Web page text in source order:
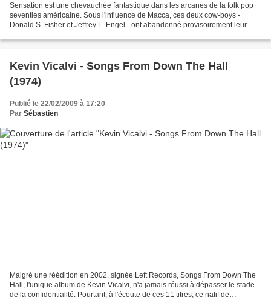
Sensation est une chevauchée fantastique dans les arcanes de la folk pop
seventies américaine. Sous l'influence de Macca, ces deux cow-boys -
Donald S. Fisher et Jeffrey L. Engel - ont abandonné provisoirement leur
Kevin Vicalvi - Songs From Down The Hall
(1974)
Publié le 22/02/2009 à 17:20
Par Sébastien
Malgré une réédition en 2002, signée Left Records, Songs From Down The
Hall, l'unique album de Kevin Vicalvi, n'a jamais réussi à dépasser le stade
de la confidentialité. Pourtant, à l'écoute de ces 11 titres, ce natif de